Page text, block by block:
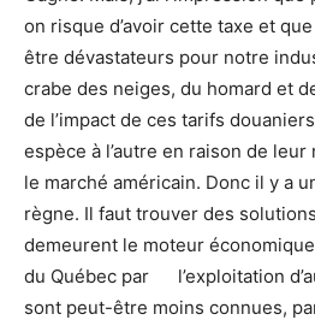
on risque d’avoir cette taxe et
être dévastateurs pour notre
crabe des neiges, du homard et
de l’impact de ces tarifs
espèce à l’autre en raison de
le marché américain. Donc il y a
règne. Il faut trouver des
demeurent le moteur
du Québec par l’exploitation
sont peut-être moins connues,